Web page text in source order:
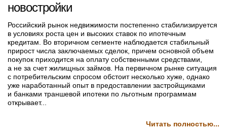
новостройки
Российский рынок недвижимости постепенно стабилизируется
в условиях роста цен и высоких ставок по ипотечным
кредитам. Во вторичном сегменте наблюдается стабильный
прирост числа заключаемых сделок, причем основной объем
покупок приходится на оплату собственными средствами,
а не за счет жилищных займов. На первичном рынке ситуация
с потребительским спросом обстоит несколько хуже, однако
уже наработанный опыт в предоставлении застройщиками
и банками траншевой ипотеки по льготным программам
открывает...
Читать полностью...